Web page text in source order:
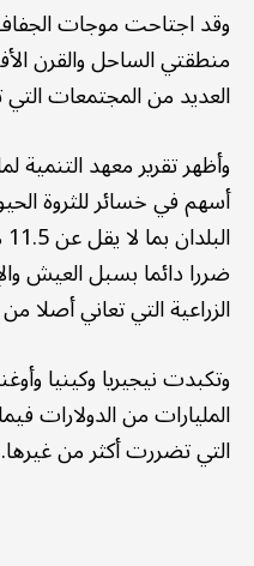
وقد اجتاحت موجات
منطقتي الساحل والقرن
العديد من المجتمعات التي
وأظهر تقرير معهد التنمية
أسهم في خسائر للثروة
ضررا دائما بسبل العيش
الزراعية التي تعاني أصلا
وتكبدت نيجيريا وكينيا
المليارات من الدولارات
التي تضررت أكثر من غيرها.